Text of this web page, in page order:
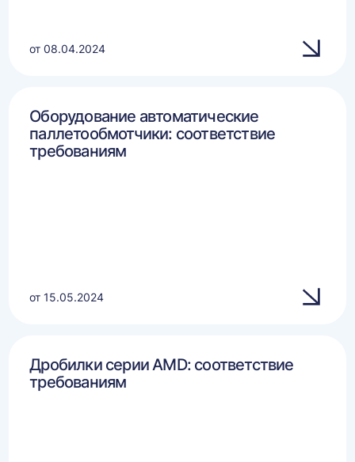
от 08.04.2024
Оборудование автоматические
паллетообмотчики: соответствие
требованиям
от 15.05.2024
Дробилки серии AMD: соответствие
требованиям